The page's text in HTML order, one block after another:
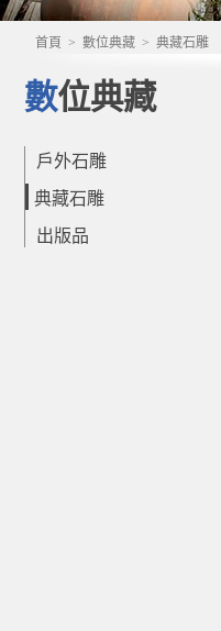
首頁 > 數位典藏 > 典藏石雕
數位典藏
戶外石雕
典藏石雕
出版品